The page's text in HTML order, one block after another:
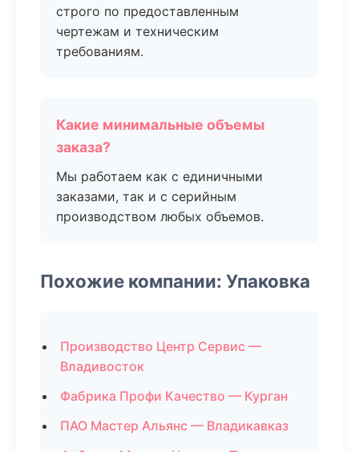
строго по предоставленным
чертежам и техническим
требованиям.
Какие минимальные объемы
заказа?
Мы работаем как с единичными
заказами, так и с серийным
производством любых объемов.
Похожие компании: Упаковка
Производство Центр Сервис —
Владивосток
Фабрика Профи Качество — Курган
ПАО Мастер Альянс — Владикавказ